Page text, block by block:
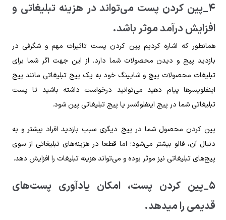
۴_پین کردن پست می‌تواند در هزینه تبلیغاتی و
افزایش درآمد موثر باشد.
همانطور که اشاره کردیم پین کردن پست تاثیرات مهم و شگرفی در
بازدید پیج و دیدن محصولات شما دارد. از این جهت اگر شما برای
تبلیغات محصولات پیچ و شاپینگ خود به یک پیج تبلیغاتی مانند پیج
اینفلویسرها پیام دهید می‌توانید درخواست داشته باشید تا پست
تبلیغاتی شما در پیج اینفلوئنسر یا پیج تبلیغاتی پین شود.
پین کردن محصول شما در پیج دیگری سبب بازدید افراد بیشتر و به
دنبال آن، فالو بیشتر می‌شود؛ اما قطعا در هزینه‌های تبلیغاتی از سوی
پیج‌های تبلیغاتی نیز موثر بوده و می‌تواند هزینه تبلیغات را افزایش دهد.
۵_پین کردن پست، امکان یادآوری پست‌های
قدیمی را میدهد.